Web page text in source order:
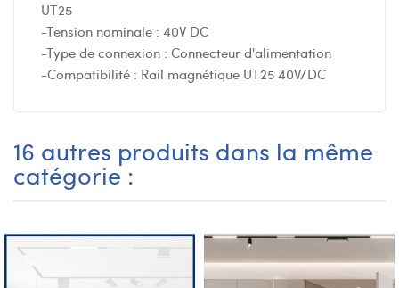
UT25
-Tension nominale : 40V DC
-Type de connexion : Connecteur d'alimentation
-Compatibilité : Rail magnétique UT25 40V/DC
16 autres produits dans la même
catégorie :